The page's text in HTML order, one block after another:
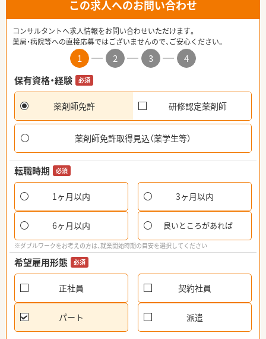
この求人へのお問い合わせ
コンサルタントへ求人情報をお問い合わせいただけます。
薬局・病院等への直接応募ではございませんので、ご安心ください。
1 2 3
4
保有資格・経験
必須
薬剤師免許 研修認定薬剤師
薬剤師免許取得見込（薬学生等）
転職時期 必須
1ヶ月以内 3ヶ月以内
6ヶ月以内 良いところがあれば
※ダブルワークをお考えの方は、就業開始時期の目安を選択してください
希望雇用形態 必須
正社員 契約社員
パート 派遣